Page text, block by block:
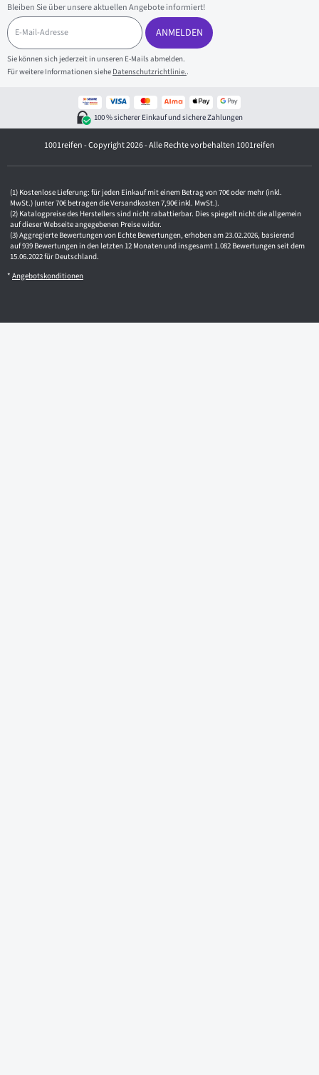
Bleiben Sie über unsere aktuellen Angebote informiert!
E
-
M
a
i
l
e
ANMELDEN
Sie können sich jederzeit in unseren E-Mails abmelden.
Für weitere Informationen siehe Datenschutzrichtlinie..
100 % sicherer Einkauf und sichere Zahlungen
1001reifen - Copyright 2026 - Alle Rechte vorbehalten 1001reifen
Kostenlose Lieferung: für jeden Einkauf mit einem Betrag von 70€ oder mehr (inkl.
MwSt.) (unter 70€ betragen die Versandkosten 7,90€ inkl. MwSt.).
Katalogpreise des Herstellers sind nicht rabattierbar. Dies spiegelt nicht die allgemein
auf dieser Webseite angegebenen Preise wider.
Aggregierte Bewertungen von Echte Bewertungen, erhoben am 23.02.2026, basierend
auf 939 Bewertungen in den letzten 12 Monaten und insgesamt 1.082 Bewertungen seit dem
15.06.2022 für Deutschland.
* Angebotskonditionen